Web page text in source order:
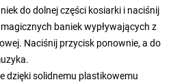
do dolnej części kosiarki i naciśnij
baniek wypływających z
Naciśnij przycisk ponownie, a do
dzięki solidnemu plastikowemu